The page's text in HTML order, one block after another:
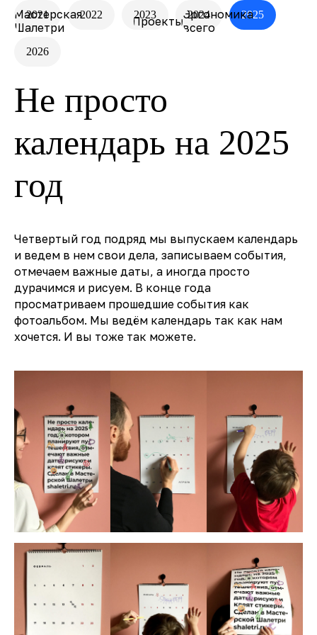
Мастерская
Шалетри
ПроектыЭргономика
всего
2021 2022 2023 2024 2025
2026
Не просто
календарь на 2025
год
Четвертый год подряд мы выпускаем календарь
и ведем в нем свои дела, записываем события,
отмечаем важные даты, а иногда просто
дурачимся и рисуем. В конце года
просматриваем прошедшие события как
фотоальбом. Мы ведём календарь так как нам
хочется. И вы тоже так можете.